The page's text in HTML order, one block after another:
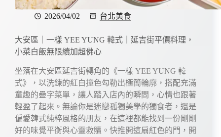
2026/04/02 台北美食
大安區｜一樣 YEE YUNG 韓式｜延吉街平價料理，
小菜白飯無限續加超佛心
坐落在大安區延吉街轉角的《一樣 YEE YUNG 韓
式》，以洗鍊的紅白撞色勾勒出極簡輪廓，搭配充滿
童趣的疊字菜單，讓人踏入店內的瞬間，心情也跟著
輕盈了起來。無論你是迷戀孤獨美學的獨食者，還是
偏愛韓式純粹風格的朋友，在這裡都能找到一份剛剛
好的味覺平衡與心靈救贖。快推開這扇紅色的門，開